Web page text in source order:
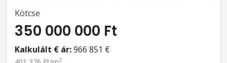
Kötcse
350 000 000 Ft
Kalkulált € ár:966 851 €
2